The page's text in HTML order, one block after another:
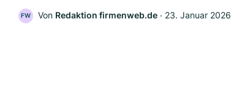
FW Von Redaktion firmenweb.de ‧ 23. Januar 2026